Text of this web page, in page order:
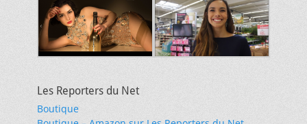
Les Reporters du Net
Boutique